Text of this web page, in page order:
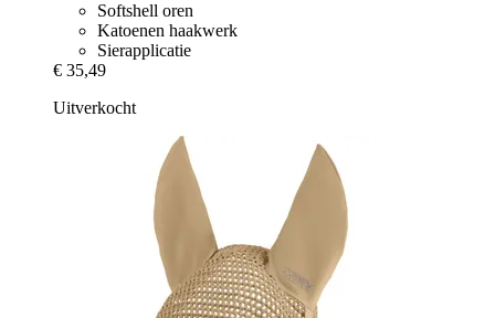
Softshell oren
Katoenen haakwerk
Sierapplicatie
€ 35,49
Uitverkocht